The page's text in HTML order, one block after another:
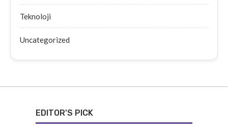
Teknoloji
Uncategorized
EDITOR'S PICK